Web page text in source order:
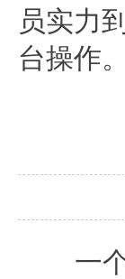
员实力
台操作
一个